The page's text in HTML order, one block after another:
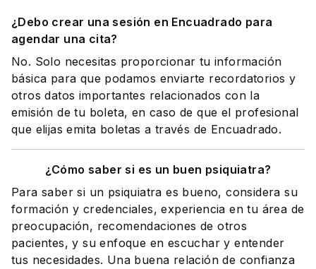
¿Debo crear una sesión en Encuadrado para
agendar una cita?
No. Solo necesitas proporcionar tu información
básica para que podamos enviarte recordatorios y
otros datos importantes relacionados con la
emisión de tu boleta, en caso de que el profesional
que elijas emita boletas a través de Encuadrado.
¿Cómo saber si es un buen psiquiatra?
Para saber si un psiquiatra es bueno, considera su
formación y credenciales, experiencia en tu área de
preocupación, recomendaciones de otros
pacientes, y su enfoque en escuchar y entender
tus necesidades. Una buena relación de confianza